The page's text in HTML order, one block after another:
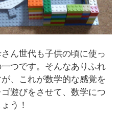
ん世代も子供の頃に使っ
つです。そんなありふれ
、これが数学的な感覚を
遊びをさせて、数学につ
う！